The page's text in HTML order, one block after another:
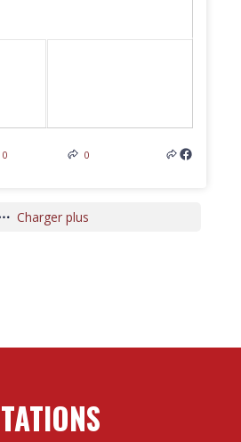
0 0
Charger plus